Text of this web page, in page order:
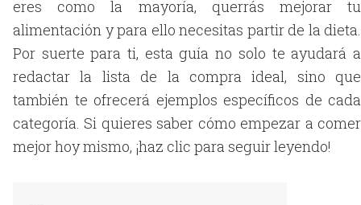
eres como la mayoría, querrás mejorar tu
alimentación y para ello necesitas partir de la dieta.
Por suerte para ti, esta guía no solo te ayudará a
redactar la lista de la compra ideal, sino que
también te ofrecerá ejemplos específicos de cada
categoría. Si quieres saber cómo empezar a comer
mejor hoy mismo, ¡haz clic para seguir leyendo!